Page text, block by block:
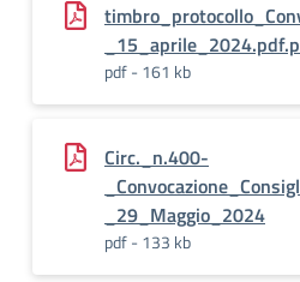
pdf - 161 kb
Circ._n.400-
_29_Maggio_2024
pdf - 133 kb